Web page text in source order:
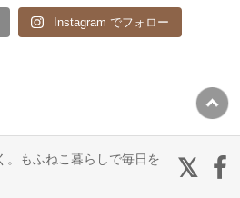
Instagram でフォロー
。もふねこ暮らしで毎日を